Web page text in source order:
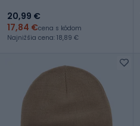
20,99 €
17,84 €cena s kódom
Najnižšia cena: 18,89 €